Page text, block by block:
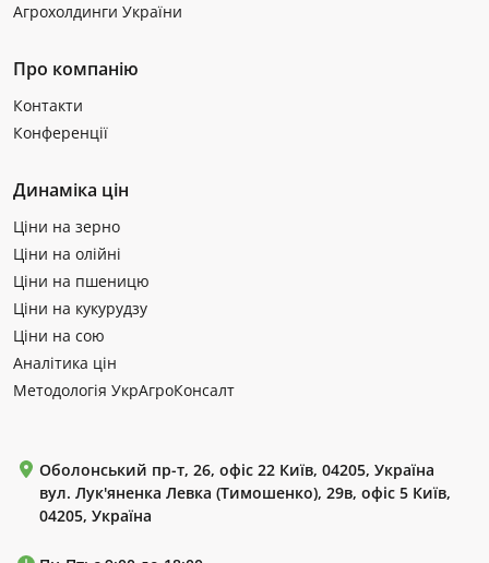
Агрохолдинги України
Про компанію
Контакти
Конференції
Динаміка цін
Ціни на зерно
Ціни на олійні
Ціни на пшеницю
Ціни на кукурудзу
Ціни на сою
Аналітика цін
Методологія УкрАгроКонсалт
Оболонський пр-т, 26, офіс 22 Київ, 04205, Україна
вул. Лук'яненка Левка (Тимошенко), 29в, офіс 5 Київ,
04205, Україна